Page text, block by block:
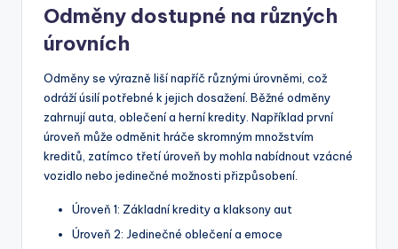
Odměny dostupné na různých
úrovních
Odměny se výrazně liší napříč různými úrovněmi, což
odráží úsilí potřebné k jejich dosažení. Běžné odměny
zahrnují auta, oblečení a herní kredity. Například první
úroveň může odměnit hráče skromným množstvím
kreditů, zatímco třetí úroveň by mohla nabídnout vzácné
vozidlo nebo jedinečné možnosti přizpůsobení.
Úroveň 1: Základní kredity a klaksony aut
Úroveň 2: Jedinečné oblečení a emoce